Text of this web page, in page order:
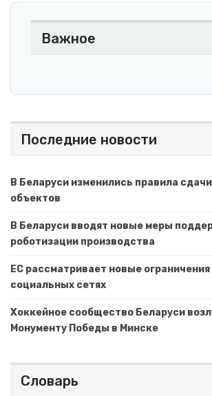
Важное
Последние новости
В Беларуси изменились правила
объектов
В Беларуси вводят новые меры
роботизации производства
ЕС рассматривает новые ограничения
социальных сетях
Хоккейное сообщество Беларуси
Монументу Победы в Минске
Словарь